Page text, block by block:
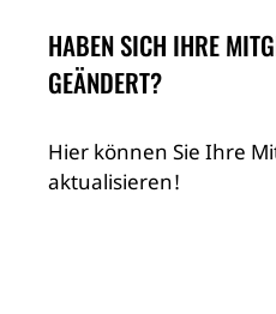
HABEN SICH IHRE
GEÄNDERT?
Hier können Sie Ihre
aktualisieren!